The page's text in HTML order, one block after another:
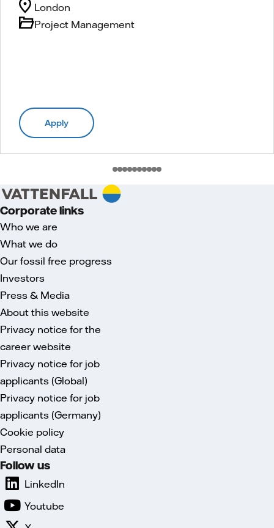
Project Management
London
Apply
Corporate links
Who we are
What we do
Our fossil free progress
Investors
Press & Media
About this website
Privacy notice for the
career website
Privacy notice for job
applicants (Global)
Privacy notice for job
applicants (Germany)
Cookie policy
Personal data
Follow us
LinkedIn
Youtube